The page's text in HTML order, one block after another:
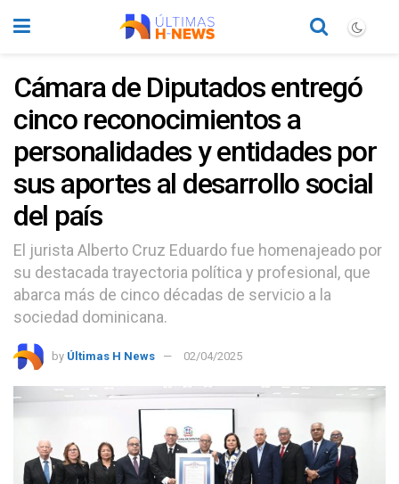
Cámara de Diputados entregó
cinco reconocimientos a
personalidades y entidades por
sus aportes al desarrollo social
del país
El jurista Alberto Cruz Eduardo fue homenajeado por
su destacada trayectoria política y profesional, que
abarca más de cinco décadas de servicio a la
sociedad dominicana.
by Últimas H News 02/04/2025